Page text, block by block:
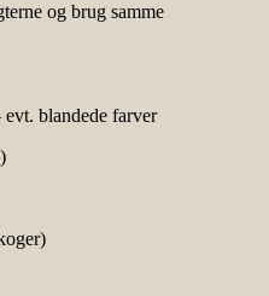
og brug samme
blandede farver